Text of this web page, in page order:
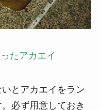
たアカエイ
とアカエイをラン
必ず用意しておき